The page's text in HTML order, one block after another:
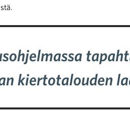
kiertotalouden